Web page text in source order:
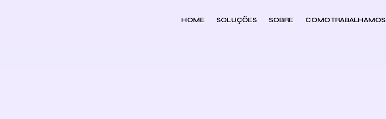
HOME SOLUÇÕES SOBRE COMO TRABALHAMOS